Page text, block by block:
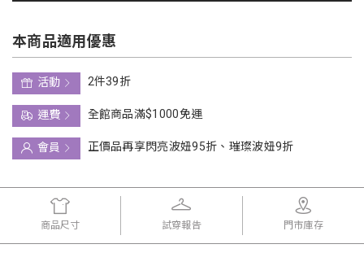
本商品適用優惠
活動
2件39折
運費
全館商品滿$1000免運
會員
正價品再享閃亮波妞95折、璀璨波妞9折
商品尺寸 試穿報告 門市庫存